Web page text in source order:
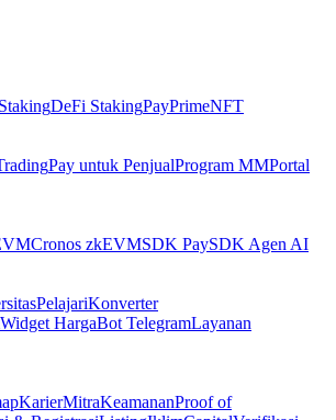
StakingDeFi StakingPayPrimeNFT
Pay untuk PenjualProgram MMPortal
Cronos zkEVMSDK PaySDK Agen AI
PelajariKonverter
Widget HargaBot TelegramLayanan
KarierMitraKeamananProof of